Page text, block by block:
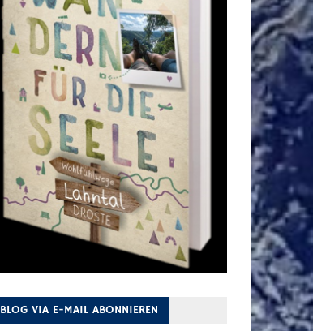
BLOG VIA E-MAIL ABONNIEREN